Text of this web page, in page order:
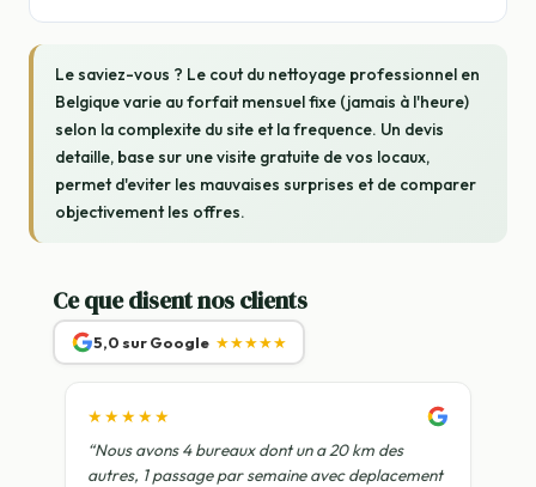
Le saviez-vous ? Le cout du nettoyage professionnel en
Belgique varie au forfait mensuel fixe (jamais à l'heure)
selon la complexite du site et la frequence. Un devis
detaille, base sur une visite gratuite de vos locaux,
permet d'eviter les mauvaises surprises et de comparer
objectivement les offres.
Ce que disent nos clients
5,0 sur Google ★★★★★
★★★★★
“Nous avons 4 bureaux dont un a 20 km des
autres, 1 passage par semaine avec deplacement